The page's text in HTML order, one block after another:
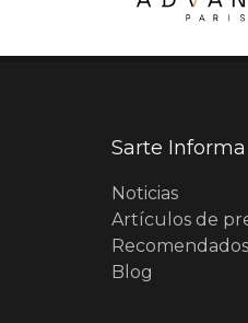
Sarte Informa
Noticias
Artículos de
Recomendados
Blog